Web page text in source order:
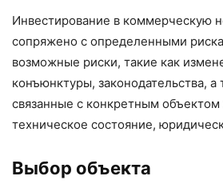
Инвестирование в коммерческую
сопряжено с определенными
возможные риски, такие как
конъюнктуры, законодательства, а
связанные с конкретным
техническое состояние,
Выбор объекта